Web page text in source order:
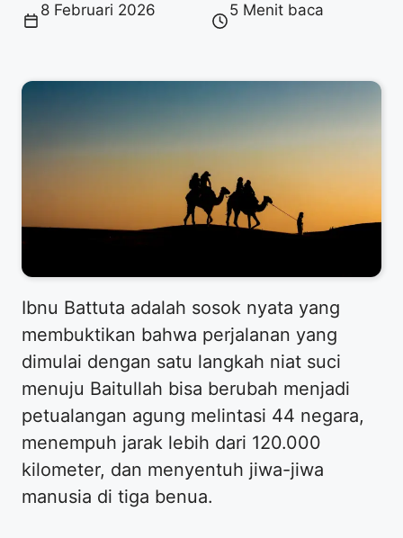
8 Februari 2026 5 Menit baca
Ibnu Battuta adalah sosok nyata yang
membuktikan bahwa perjalanan yang
dimulai dengan satu langkah niat suci
menuju Baitullah bisa berubah menjadi
petualangan agung melintasi 44 negara,
menempuh jarak lebih dari 120.000
kilometer, dan menyentuh jiwa-jiwa
manusia di tiga benua.